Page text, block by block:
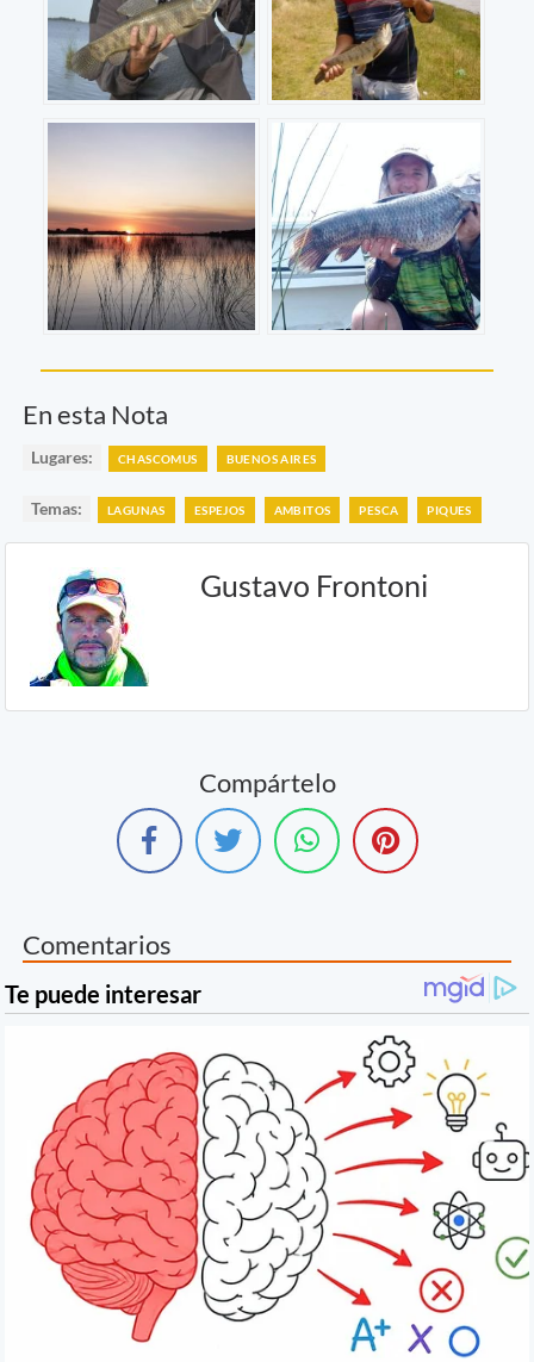
En esta Nota
Lugares: CHASCOMUS BUENOS AIRES
Temas: LAGUNAS ESPEJOS AMBITOS PESCA PIQUES
Gustavo Frontoni
Compártelo
Comentarios